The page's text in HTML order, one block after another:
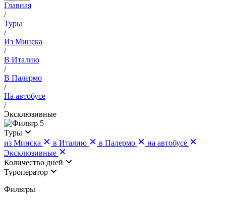
Главная
/
Туры
/
Из Минска
/
В Италию
/
В Палермо
/
На автобусе
/
Эксклюзивные
5
Туры
из Минска
в Италию в Палермо
на автобусе
Эксклюзивные
Количество дней
Туроператор
Фильтры